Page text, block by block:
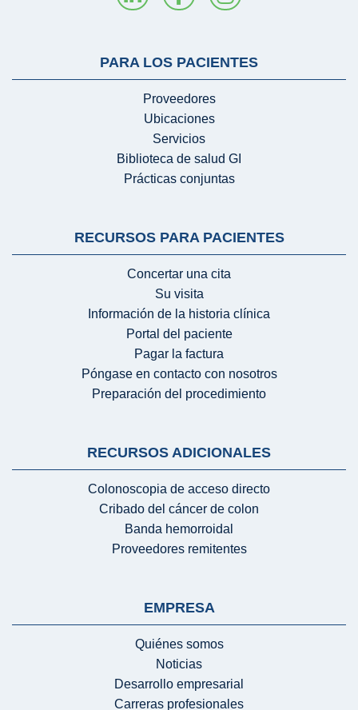
PARA LOS PACIENTES
Proveedores
Ubicaciones
Servicios
Biblioteca de salud GI
Prácticas conjuntas
RECURSOS PARA PACIENTES
Concertar una cita
Su visita
Información de la historia clínica
Portal del paciente
Pagar la factura
Póngase en contacto con nosotros
Preparación del procedimiento
RECURSOS ADICIONALES
Colonoscopia de acceso directo
Cribado del cáncer de colon
Banda hemorroidal
Proveedores remitentes
EMPRESA
Quiénes somos
Noticias
Desarrollo empresarial
Carreras profesionales